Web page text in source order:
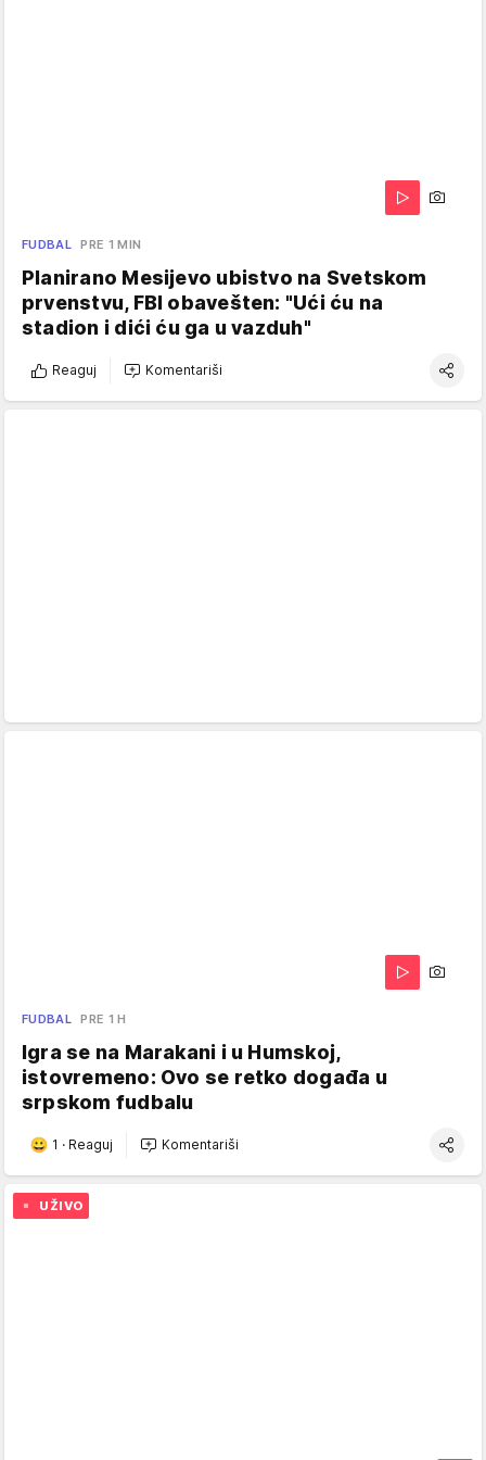
FUDBAL PRE 1 MIN
Planirano Mesijevo ubistvo na Svetskom
prvenstvu, FBI obavešten: "Ući ću na
stadion i dići ću ga u vazduh"
Reaguj Komentariši
FUDBAL PRE 1 H
Igra se na Marakani i u Humskoj,
istovremeno: Ovo se retko događa u
srpskom fudbalu
1 · Reaguj Komentariši
UŽIVO